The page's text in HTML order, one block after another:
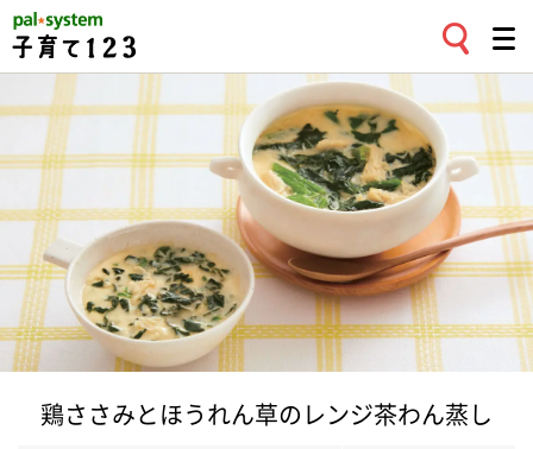
鶏ささみとほうれん草のレンジ茶わん蒸し